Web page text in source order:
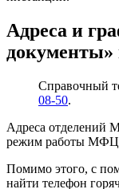
Адреса и
документы»
Справочный
08-50.
Адреса отделений
режим работы МФЦ
Помимо этого, с
найти телефон